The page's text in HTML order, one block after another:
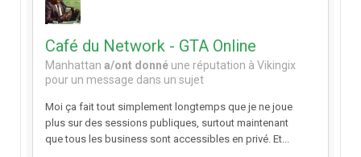
Café du Network - GTA Online
Manhattan a/ont donné une réputation à Vikingix
pour un message dans un sujet
Moi ça fait tout simplement longtemps que je ne joue
plus sur des sessions publiques, surtout maintenant
que tous les business sont accessibles en privé. Et...